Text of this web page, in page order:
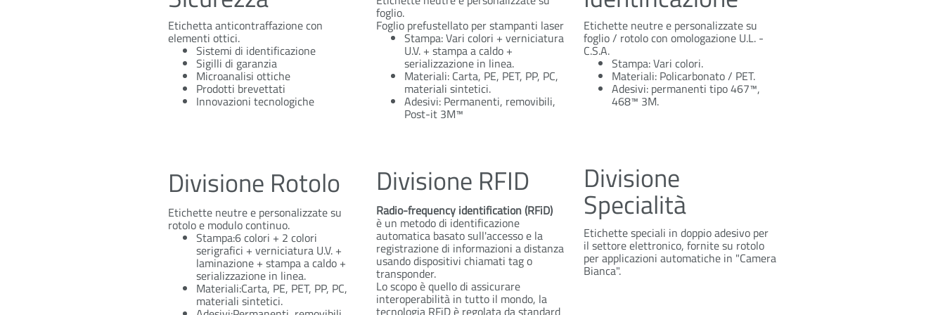
foglio.
Foglio prefustellato per stampanti laser
Stampa: Vari colori + verniciatura
U.V. + stampa a caldo +
serializzazione in linea.
Materiali: Carta, PE, PET, PP, PC,
materiali sintetici.
Adesivi: Permanenti, removibili,
Post-it 3M™
Etichetta anticontraffazione con
elementi ottici.
Sistemi di identificazione
Sigilli di garanzia
Microanalisi ottiche
Prodotti brevettati
Innovazioni tecnologiche
Etichette neutre e personalizzate su
foglio / rotolo con omologazione U.L. -
C.S.A.
Stampa: Vari colori.
Materiali: Policarbonato / PET.
Adesivi: permanenti tipo 467™,
468™ 3M.
Divisione
Specialità
Divisione RFID
Divisione Rotolo
Radio-frequency identification(RFiD)
è un metodo di identificazione
automatica basato sull'accesso e la
registrazione di informazioni a distanza
usando dispositivi chiamati tag o
transponder.
Lo scopo è quello di assicurare
interoperabilità in tutto il mondo, la
tecnologia RFiD è regolata da standard
Etichette neutre e personalizzate su
rotolo e modulo continuo.
Stampa:6 colori + 2 colori
serigrafici + verniciatura U.V. +
laminazione + stampa a caldo +
serializzazione in linea.
Materiali:Carta, PE, PET, PP, PC,
materiali sintetici.
Etichette speciali in doppio adesivo per
il settore elettronico, fornite su rotolo
per applicazioni automatiche in "Camera
Bianca".